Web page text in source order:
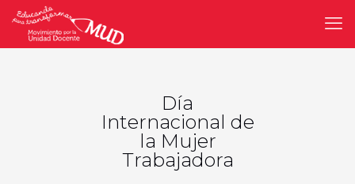
Día
Internacional de
la Mujer
Trabajadora